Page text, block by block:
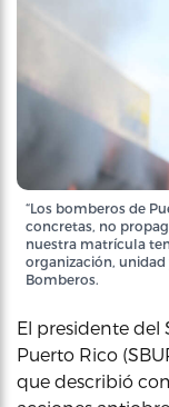
“Los bomberos de
concretas, no
nuestra matrícula
organización, unidad
Bomberos.
El presidente del
Puerto Rico
que describió